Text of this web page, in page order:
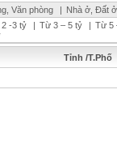
Văn phòng | Nhà ở, Đất ở
-3 tỷ | Từ 3 – 5 tỷ | Từ 5
Tỉnh /T.Phố